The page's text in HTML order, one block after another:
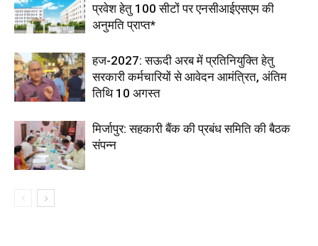
प्रवेश हेतु 100 सीटों पर एनसीआईएसएम की
अनुमति प्राप्त*
हज-2027: सऊदी अरब में प्रतिनियुक्ति हेतु
सरकारी कर्मचारियों से आवेदन आमंत्रित, अंतिम
तिथि 10 अगस्त
मिर्जापुर: सहकारी बैंक की प्रबंध समिति की बैठक
संपन्न